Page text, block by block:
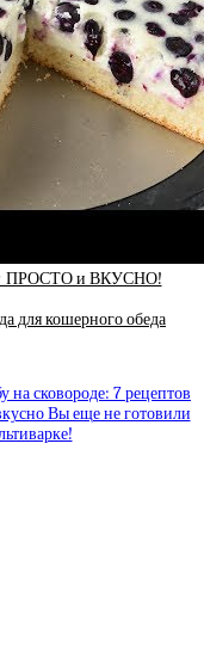
☆ ПРОСТО и ВКУСНО!
для кошерного обеда
на сковороде: 7 рецептов
Вы еще не готовили